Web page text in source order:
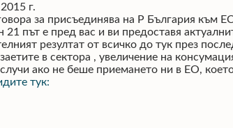
г.
за присъединява на Р България към
път е пред вас и ви предоставя
резултат от всичко до тук през
в сектора , увеличение на
ако не беше приемането ни в ЕО,
тук: